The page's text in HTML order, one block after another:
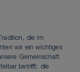
die im
wir ein wichtiges
Gemeinschaft
betrifft: die